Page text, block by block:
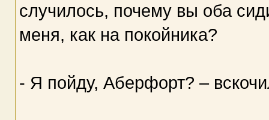
случилось, почему вы оба
меня, как на покойника?
- Я пойду, Аберфорт? –